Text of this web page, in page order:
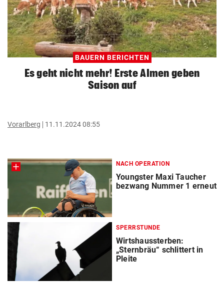
BAUERN BERICHTEN
Es geht nicht mehr! Erste Almen geben
Saison auf
Vorarlberg 11.11.2024 08:55
NACH OPERATION
Youngster Maxi Taucher
bezwang Nummer 1 erneut
SPERRSTUNDE
Wirtshaussterben:
„Sternbräu“ schlittert in
Pleite